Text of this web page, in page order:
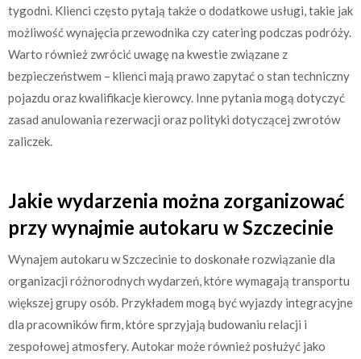
tygodni. Klienci często pytają także o dodatkowe usługi, takie jak
możliwość wynajęcia przewodnika czy catering podczas podróży.
Warto również zwrócić uwagę na kwestie związane z
bezpieczeństwem – klienci mają prawo zapytać o stan techniczny
pojazdu oraz kwalifikacje kierowcy. Inne pytania mogą dotyczyć
zasad anulowania rezerwacji oraz polityki dotyczącej zwrotów
zaliczek.
Jakie wydarzenia można zorganizować
przy wynajmie autokaru w Szczecinie
Wynajem autokaru w Szczecinie to doskonałe rozwiązanie dla
organizacji różnorodnych wydarzeń, które wymagają transportu
większej grupy osób. Przykładem mogą być wyjazdy integracyjne
dla pracowników firm, które sprzyjają budowaniu relacji i
zespołowej atmosfery. Autokar może również posłużyć jako